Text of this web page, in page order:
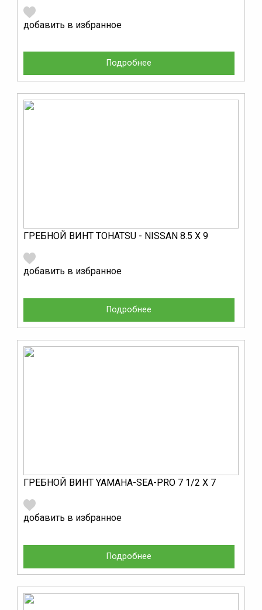
Подробнее
добавить в избранное
ГРЕБНОЙ ВИНТ TOHATSU - NISSAN 8.5 X 9
Подробнее
добавить в избранное
ГРЕБНОЙ ВИНТ YAMAHA-SEA-PRO 7 1/2 Х 7
Подробнее
добавить в избранное